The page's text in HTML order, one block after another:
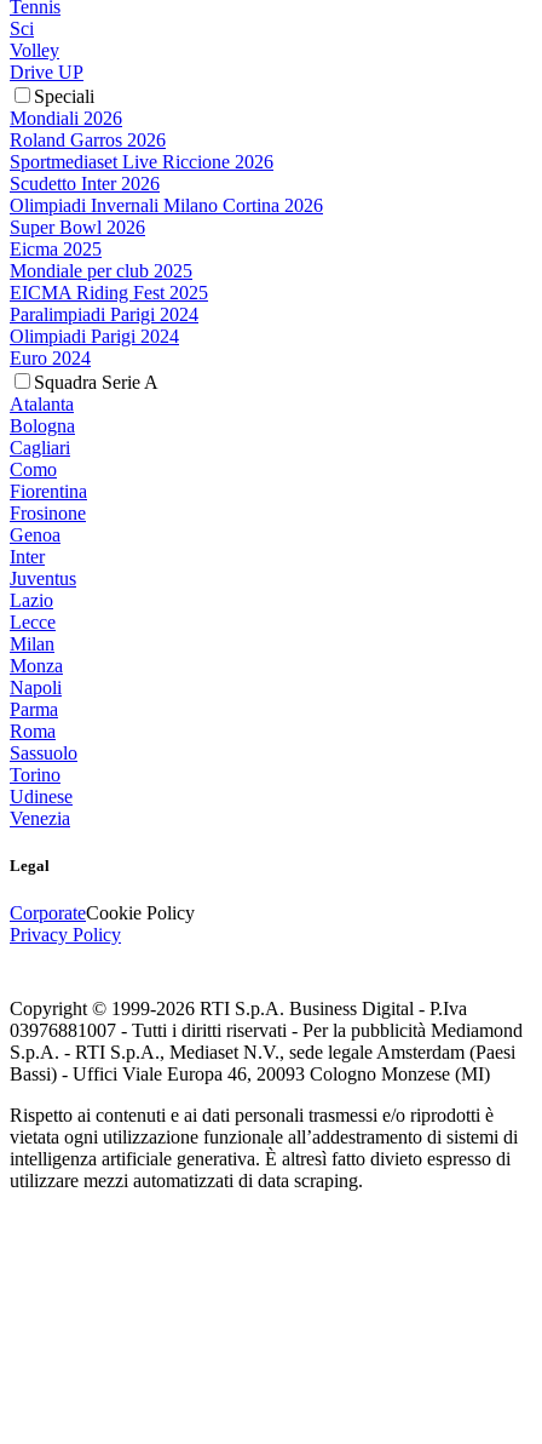
Tennis
Sci
Volley
Drive UP
Speciali
Mondiali 2026
Roland Garros 2026
Sportmediaset Live Riccione 2026
Scudetto Inter 2026
Olimpiadi Invernali Milano Cortina 2026
Super Bowl 2026
Eicma 2025
Mondiale per club 2025
EICMA Riding Fest 2025
Paralimpiadi Parigi 2024
Olimpiadi Parigi 2024
Euro 2024
Squadra Serie A
Atalanta
Bologna
Cagliari
Como
Fiorentina
Frosinone
Genoa
Inter
Juventus
Lazio
Lecce
Milan
Monza
Napoli
Parma
Roma
Sassuolo
Torino
Udinese
Venezia
Legal
CorporateCookie Policy
Privacy Policy
Copyright © 1999-2026 RTI S.p.A. Business Digital - P.Iva
03976881007 - Tutti i diritti riservati - Per la pubblicità Mediamond
S.p.A. - RTI S.p.A., Mediaset N.V., sede legale Amsterdam (Paesi
Bassi) - Uffici Viale Europa 46, 20093 Cologno Monzese (MI)
Rispetto ai contenuti e ai dati personali trasmessi e/o riprodotti è
vietata ogni utilizzazione funzionale all’addestramento di sistemi di
intelligenza artificiale generativa. È altresì fatto divieto espresso di
utilizzare mezzi automatizzati di data scraping.